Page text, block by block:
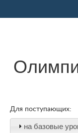
Для поступающих:
на базовые